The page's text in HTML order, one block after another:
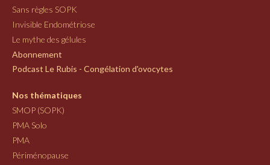
Sans règles SOPK
Invisible Endométriose
Le mythe des gélules
Abonnement
Podcast Le Rubis - Congélation d'ovocytes
Nos thématiques
SMOP (SOPK)
PMA Solo
PMA
Périménopause